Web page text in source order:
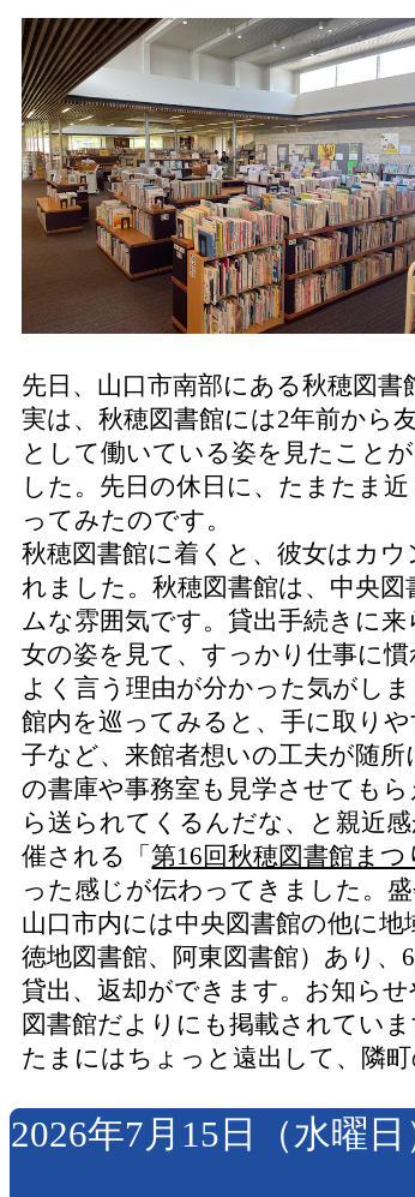
先日、山口市南部にある秋穂図書
実は、秋穂図書館には2年前から
として働いている姿を見たこと
した。先日の休日に、たまたま
ってみたのです。
秋穂図書館に着くと、彼女はカ
れました。秋穂図書館は、中央
ムな雰囲気です。貸出手続きに
女の姿を見て、すっかり仕事に
よく言う理由が分かった気がしま
館内を巡ってみると、手に取り
子など、来館者想いの工夫が随
の書庫や事務室も見学させても
ら送られてくるんだな、と親近
催される「第16回秋穂図書館まつ
った感じが伝わってきました。
山口市内には中央図書館の他に地
徳地図書館、阿東図書館）あり、
貸出、返却ができます。お知ら
図書館だよりにも掲載されてい
たまにはちょっと遠出して、隣
2026年7月15日（水曜日